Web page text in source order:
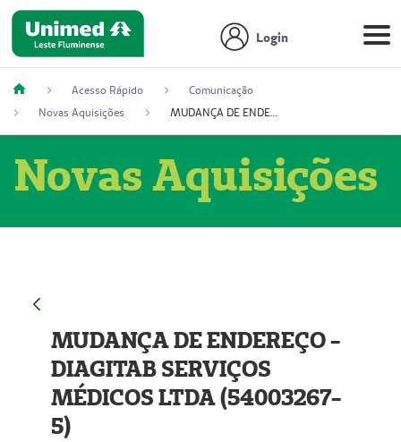
Login
Acesso Rápido
Comunicação
Novas Aquisições
MUDANÇA DE ENDEREÇO - DIAGITAB SERVIÇOS MÉDICOS LTDA (54003267-5)
Novas Aquisições
MUDANÇA DE ENDEREÇO -
DIAGITAB SERVIÇOS
MÉDICOS LTDA (54003267-
5)